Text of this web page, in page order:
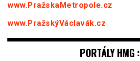
www.PražskaMetropole.cz
www.PražskýVáclavák.cz
PORTÁLY HMG :